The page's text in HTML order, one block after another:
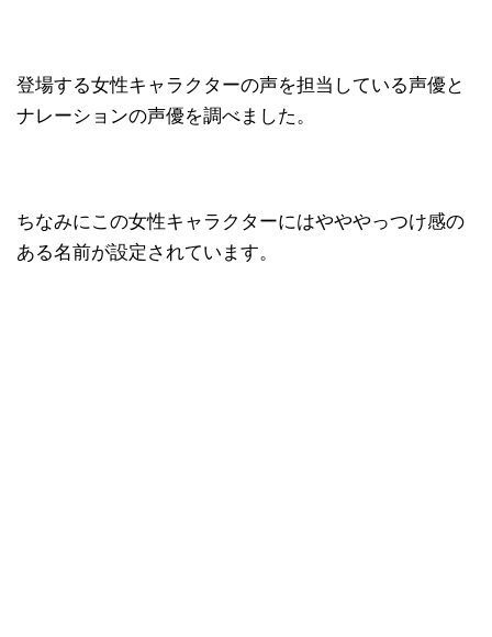
登場する女性キャラクターの声を担当している声優と
ナレーションの声優を調べました。
ちなみにこの女性キャラクターにはやややっつけ感の
ある名前が設定されています。